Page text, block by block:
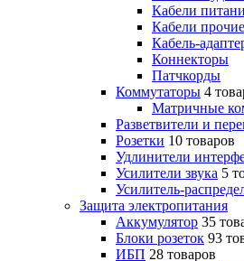
Кабели
Кабели прочие
Кабель-
Коннекторы
Патчкорды
Коммутаторы 4
Матричные
Разветвители и
Розетки 10 товаров
Удлинители
Усилители звука 5
Усилитель-
Защита электропитания
Аккумулятор 35
Блоки розеток 93
ИБП 28 товаров